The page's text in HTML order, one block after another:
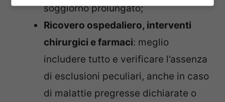
soggiorno prolungato;
Ricovero ospedaliero, interventi
chirurgici e farmaci: meglio
includere tutto e verificare l’assenza
di esclusioni peculiari, anche in caso
di malattie pregresse dichiarate o